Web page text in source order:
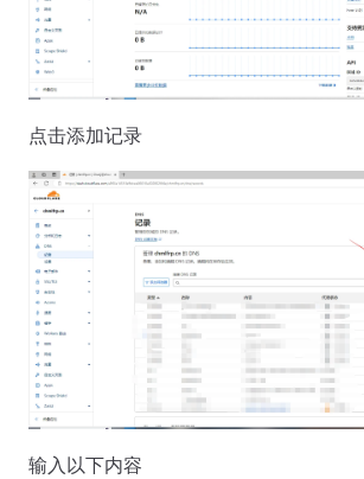
点击添加记录
输入以下内容